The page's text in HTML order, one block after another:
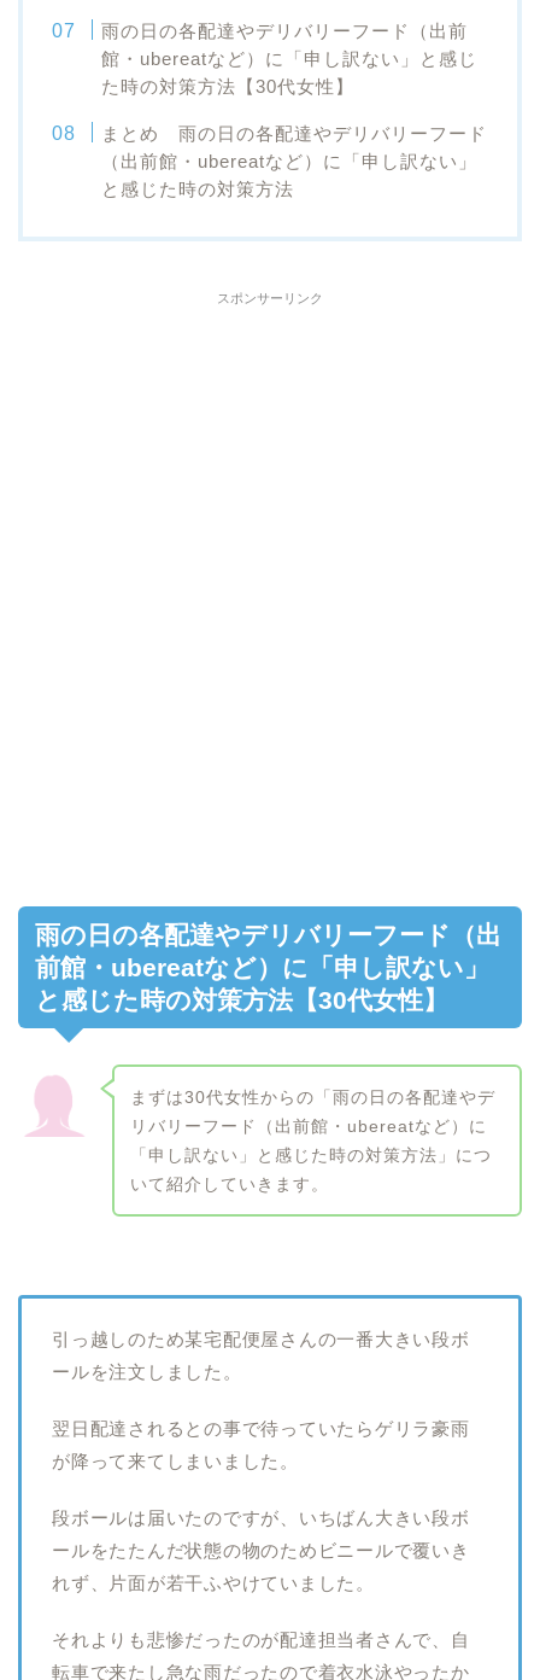
雨の日の各配達やデリバリーフード（出前
館・ubereatなど）に「申し訳ない」と感じ
た時の対策方法【30代女性】
まとめ 雨の日の各配達やデリバリーフード
（出前館・ubereatなど）に「申し訳ない」
と感じた時の対策方法
スポンサーリンク
雨の日の各配達やデリバリーフード（出
前館・ubereatなど）に「申し訳ない」
と感じた時の対策方法【30代女性】
まずは30代女性からの「雨の日の各配達やデ
リバリーフード（出前館・ubereatなど）に
「申し訳ない」と感じた時の対策方法」につ
いて紹介していきます。
引っ越しのため某宅配便屋さんの一番大きい段ボ
ールを注文しました。
翌日配達されるとの事で待っていたらゲリラ豪雨
が降って来てしまいました。
段ボールは届いたのですが、いちばん大きい段ボ
ールをたたんだ状態の物のためビニールで覆いき
れず、片面が若干ふやけていました。
それよりも悲惨だったのが配達担当者さんで、自
転車で来たし急な雨だったので着衣水泳やったか